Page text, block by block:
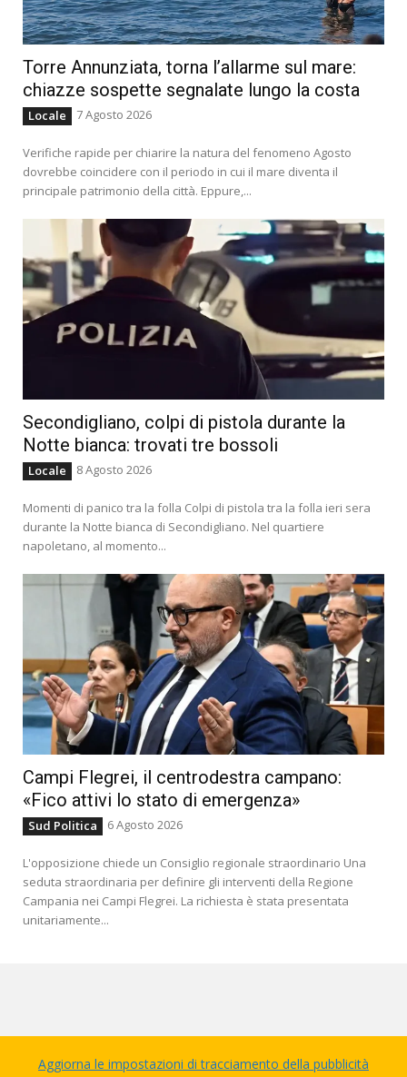
Torre Annunziata, torna l’allarme sul mare:
chiazze sospette segnalate lungo la costa
Locale 7 Agosto 2026
Verifiche rapide per chiarire la natura del fenomeno Agosto
dovrebbe coincidere con il periodo in cui il mare diventa il
principale patrimonio della città. Eppure,...
Secondigliano, colpi di pistola durante la
Notte bianca: trovati tre bossoli
Locale 8 Agosto 2026
Momenti di panico tra la folla Colpi di pistola tra la folla ieri sera
durante la Notte bianca di Secondigliano. Nel quartiere
napoletano, al momento...
Campi Flegrei, il centrodestra campano:
«Fico attivi lo stato di emergenza»
Sud Politica 6 Agosto 2026
L'opposizione chiede un Consiglio regionale straordinario Una
seduta straordinaria per definire gli interventi della Regione
Campania nei Campi Flegrei. La richiesta è stata presentata
unitariamente...
Aggiorna le impostazioni di tracciamento della pubblicità